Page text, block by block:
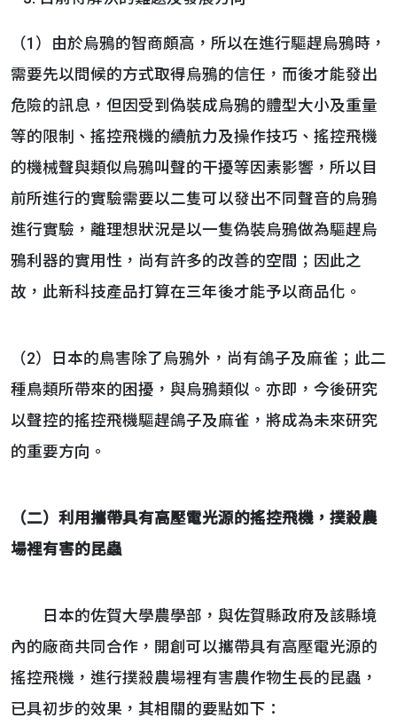
（1）由於烏鴉的智商頗高，所以在進行驅趕烏鴉時，
需要先以問候的方式取得烏鴉的信任，而後才能發出
危險的訊息，但因受到偽裝成烏鴉的體型大小及重量
等的限制、搖控飛機的續航力及操作技巧、搖控飛機
的機械聲與類似烏鴉叫聲的干擾等因素影響，所以目
前所進行的實驗需要以二隻可以發出不同聲音的烏鴉
進行實驗，離理想狀況是以一隻偽裝烏鴉做為驅趕烏
鴉利器的實用性，尚有許多的改善的空間；因此之
故，此新科技產品打算在三年後才能予以商品化。
（2）日本的鳥害除了烏鴉外，尚有鴿子及麻雀；此二
種鳥類所帶來的困擾，與烏鴉類似。亦即，今後研究
以聲控的搖控飛機驅趕鴿子及麻雀，將成為未來研究
的重要方向。
（二）利用攜帶具有高壓電光源的搖控飛機，撲殺農
場裡有害的昆蟲
日本的佐賀大學農學部，與佐賀縣政府及該縣境
內的廠商共同合作，開創可以攜帶具有高壓電光源的
搖控飛機，進行撲殺農場裡有害農作物生長的昆蟲，
已具初步的效果，其相關的要點如下：